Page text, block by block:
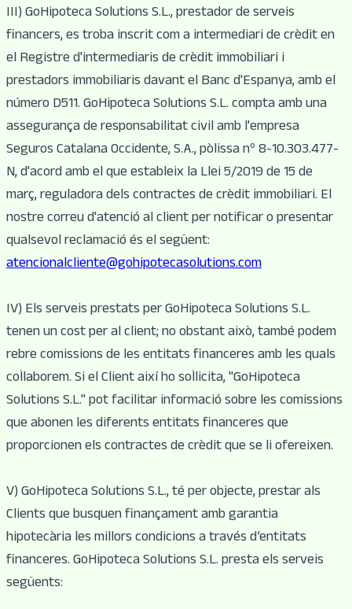
III) GoHipoteca Solutions S.L., prestador de serveis
financers, es troba inscrit com a intermediari de crèdit en
el Registre d'intermediaris de crèdit immobiliari i
prestadors immobiliaris davant el Banc d'Espanya, amb el
número D511. GoHipoteca Solutions S.L. compta amb una
assegurança de responsabilitat civil amb l'empresa
Seguros Catalana Occidente, S.A., pòlissa nº 8-10.303.477-
N, d'acord amb el que estableix la Llei 5/2019 de 15 de
març, reguladora dels contractes de crèdit immobiliari. El
nostre correu d'atenció al client per notificar o presentar
qualsevol reclamació és el següent:
atencionalcliente@gohipotecasolutions.com
IV) Els serveis prestats per GoHipoteca Solutions S.L.
tenen un cost per al client; no obstant això, també podem
rebre comissions de les entitats financeres amb les quals
col·laborem. Si el Client així ho sol·licita, "GoHipoteca
Solutions S.L." pot facilitar informació sobre les comissions
que abonen les diferents entitats financeres que
proporcionen els contractes de crèdit que se li ofereixen.
V) GoHipoteca Solutions S.L., té per objecte, prestar als
Clients que busquen finançament amb garantia
hipotecària les millors condicions a través d’entitats
financeres. GoHipoteca Solutions S.L. presta els serveis
següents: